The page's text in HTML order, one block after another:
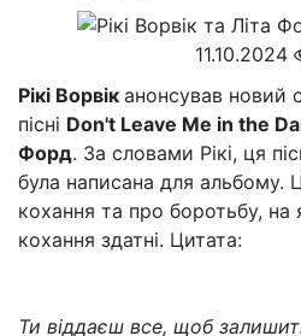
11.10.2024
Рікі Ворвік анонсував новий
пісні Don't Leave Me in the
Форд. За словами Рікі, ця
була написана для альбому.
кохання та про боротьбу,
кохання здатні. Цитата:
Ти віддаєш все, щоб